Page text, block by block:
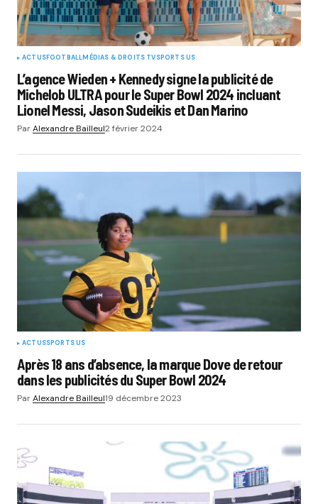
ACTUSFOOTBALLMÉDIAS & DROITS TVSPORTS US
L’agence Wieden + Kennedy signe la publicité de
Michelob ULTRA pour le Super Bowl 2024 incluant
Lionel Messi, Jason Sudeikis et Dan Marino
ParAlexandre Bailleul2 février 2024
ACTUSSPORTS US
Après 18 ans d’absence, la marque Dove de retour
dans les publicités du Super Bowl 2024
ParAlexandre Bailleul19 décembre 2023